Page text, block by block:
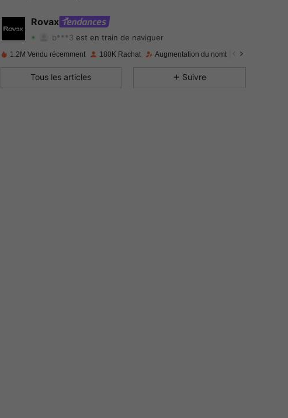
Rovax
b***3est en train de naviguer
4.77 Evaluation 1.1KArticles 131K
1.2M Vendu récemment 180K Rachat Augmentation du nombre d'abonnés : 36
Tous les articles Suivre